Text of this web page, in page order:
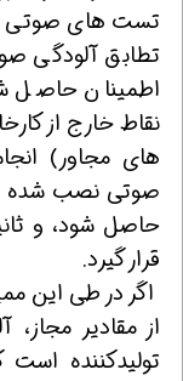
تست های صوتی
تطابق آلودگی
اطمینان
نقاط خارج از
های مجاور)
صوتی نصب شده
حاصل شود، و
قرار گیرد.
اگر در طی این
از مقادیر
تولیدکننده